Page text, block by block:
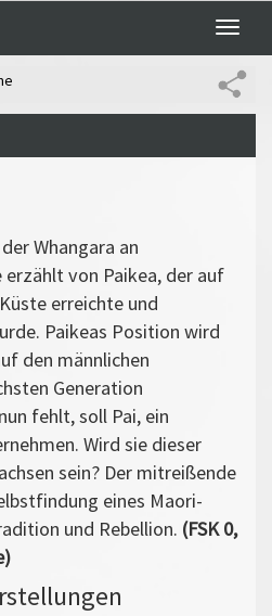
Toggle
Whangara an
erzählt von Paikea, der auf
erreichte und
Paikeas Position wird
den männlichen
Generation
fehlt, soll Pai, ein
Wird sie dieser
sein? Der mitreißende
eines Maori-
und Rebellion. (FSK 0,